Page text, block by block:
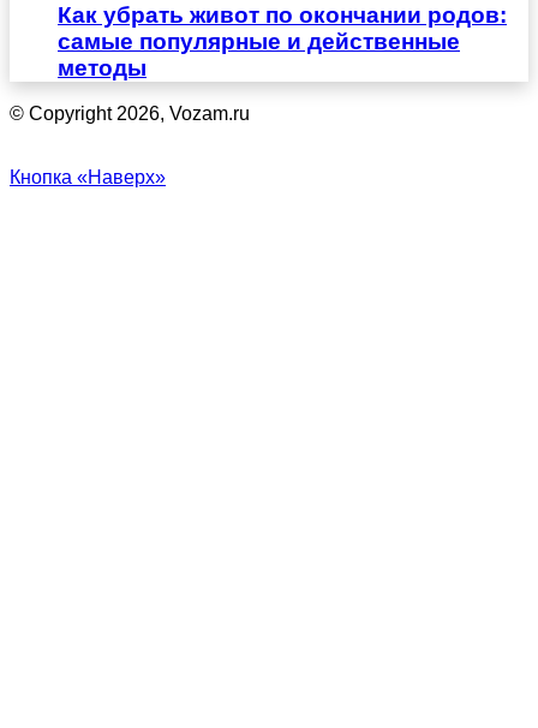
Как убрать живот по окончании родов:
самые популярные и действенные
методы
© Copyright 2026, Vozam.ru
Кнопка «Наверх»